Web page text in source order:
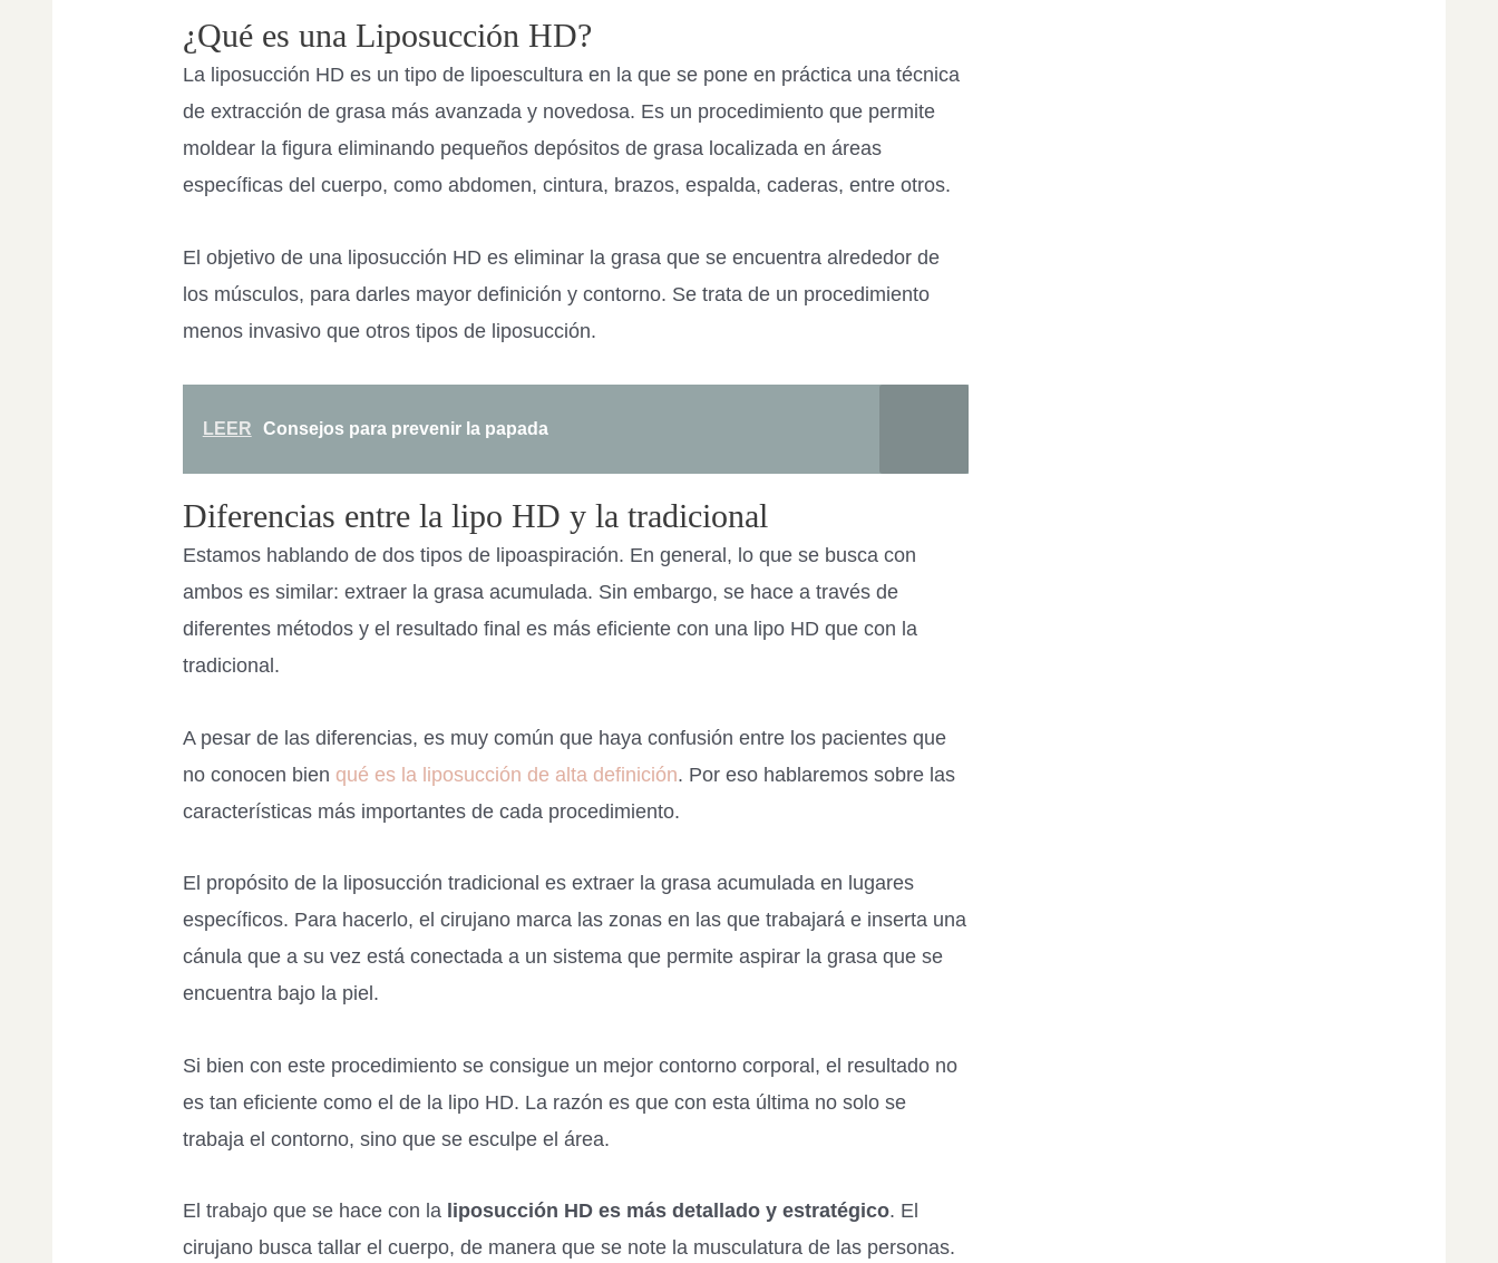
¿Qué es una Liposucción HD?
La liposucción HD es un tipo de lipoescultura en la que se pone en práctica una técnica
de extracción de grasa más avanzada y novedosa. Es un procedimiento que permite
moldear la figura eliminando pequeños depósitos de grasa localizada en áreas
específicas del cuerpo, como abdomen, cintura, brazos, espalda, caderas, entre otros.
El objetivo de una liposucción HD es eliminar la grasa que se encuentra alrededor de
los músculos, para darles mayor definición y contorno. Se trata de un procedimiento
menos invasivo que otros tipos de liposucción.
LEER Consejos para prevenir la papada
Diferencias entre la lipo HD y la tradicional
Estamos hablando de dos tipos de lipoaspiración. En general, lo que se busca con
ambos es similar: extraer la grasa acumulada. Sin embargo, se hace a través de
diferentes métodos y el resultado final es más eficiente con una lipo HD que con la
tradicional.
A pesar de las diferencias, es muy común que haya confusión entre los pacientes que
no conocen bien qué es la liposucción de alta definición. Por eso hablaremos sobre las
características más importantes de cada procedimiento.
El propósito de la liposucción tradicional es extraer la grasa acumulada en lugares
específicos. Para hacerlo, el cirujano marca las zonas en las que trabajará e inserta una
cánula que a su vez está conectada a un sistema que permite aspirar la grasa que se
encuentra bajo la piel.
Si bien con este procedimiento se consigue un mejor contorno corporal, el resultado no
es tan eficiente como el de la lipo HD. La razón es que con esta última no solo se
trabaja el contorno, sino que se esculpe el área.
El trabajo que se hace con la liposucción HD es más detallado y estratégico. El
cirujano busca tallar el cuerpo, de manera que se note la musculatura de las personas.